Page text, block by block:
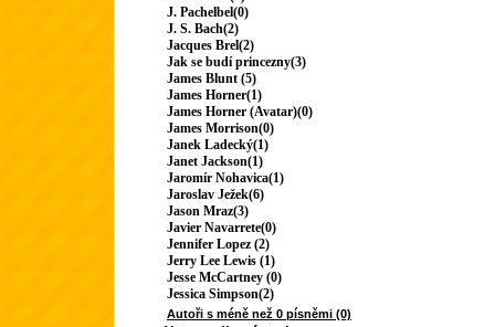
J. Pachelbel(0)
J. S. Bach(2)
Jacques Brel(2)
Jak se budí princezny(3)
James Blunt (5)
James Horner(1)
James Horner (Avatar)(0)
James Morrison(0)
Janek Ladecký(1)
Janet Jackson(1)
Jaromír Nohavica(1)
Jaroslav Ježek(6)
Jason Mraz(3)
Javier Navarrete(0)
Jennifer Lopez (2)
Jerry Lee Lewis (1)
Jesse McCartney (0)
Jessica Simpson(2)
Autoři s méně než 0 písněmi (0)